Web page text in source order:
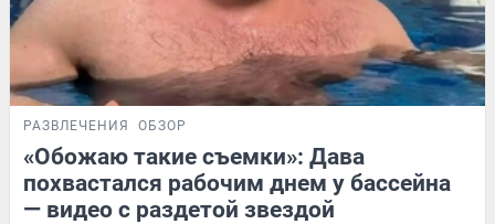
РАЗВЛЕЧЕНИЯ ОБЗОР
«Обожаю такие съемки»: Дава
похвастался рабочим днем у бассейна
— видео с раздетой звездой